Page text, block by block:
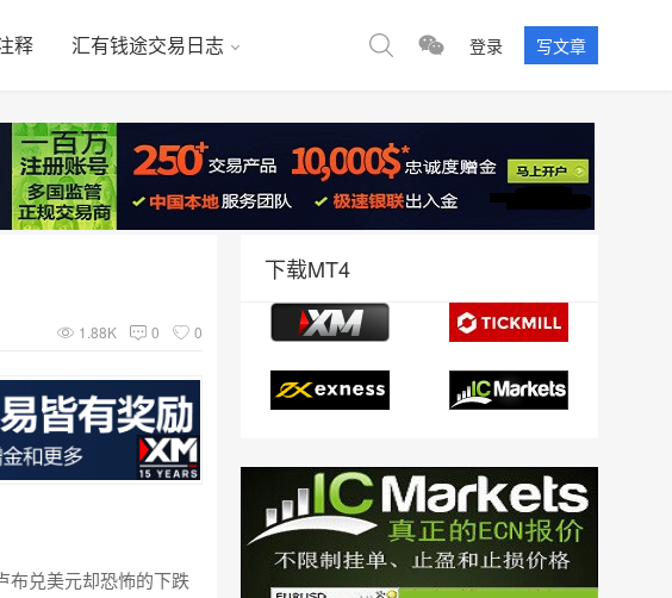
释 汇有钱途交易日志 登录 写文章
1.88K 0 0
布兑美元却恐怖的下跌
下载MT4